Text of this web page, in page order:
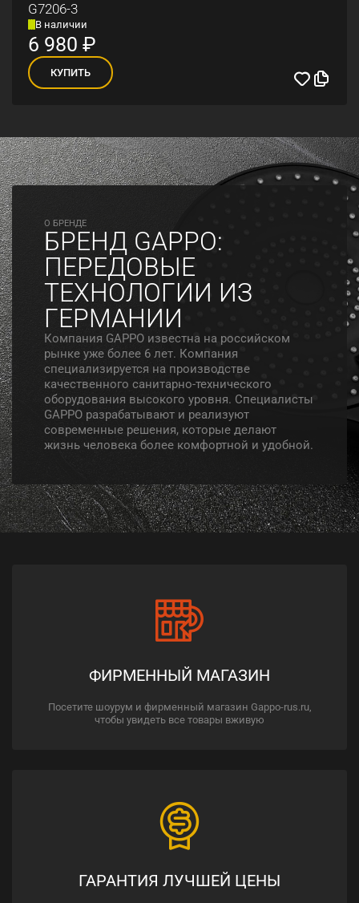
G7206-3
В наличии
6 980 ₽
КУПИТЬ
O БРЕНДЕ
БРЕНД GAPPO:
ПЕРЕДОВЫЕ
ТЕХНОЛОГИИ ИЗ
ГЕРМАНИИ
Компания GAPPO известна на российском
рынке уже более 6 лет. Компания
специализируется на производстве
качественного санитарно-технического
оборудования высокого уровня. Специалисты
GAPPO разрабатывают и реализуют
современные решения, которые делают
жизнь человека более комфортной и удобной.
ФИРМЕННЫЙ МАГАЗИН
Посетите шоурум и фирменный магазин Gappo-rus.ru,
чтобы увидеть все товары вживую
ГАРАНТИЯ ЛУЧШЕЙ ЦЕНЫ